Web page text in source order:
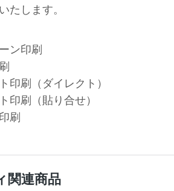
たします。
ン印刷
印刷（ダイレクト）
印刷（貼り合せ）
刷